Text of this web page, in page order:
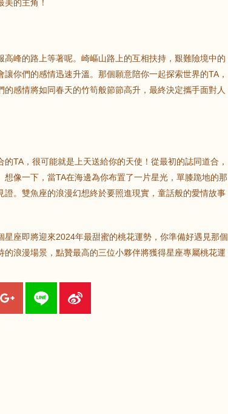
的主角！
峰的路上等著呢。崎嶇山路上的互相扶持，艱難險境中的
你們的感情迅速升溫。那個願意陪你一起探索世界的TA，
感情將如同春天的竹筍般節節高升，最終決定攜手面對人
TA，很可能就是上天送給你的天使！從最初的誌同道合，
像一下，當TA在海邊為你布置了一片星光，單膝跪地的那
。雙魚座的浪漫幻想終於要照進現實，童話般的愛情故事
座即將迎來2024年最甜蜜的桃花運勢，你準備好遇見那個
浪漫場景，點贊最高的三位小夥伴將獲得星座專屬桃花運
猴 雞 狗